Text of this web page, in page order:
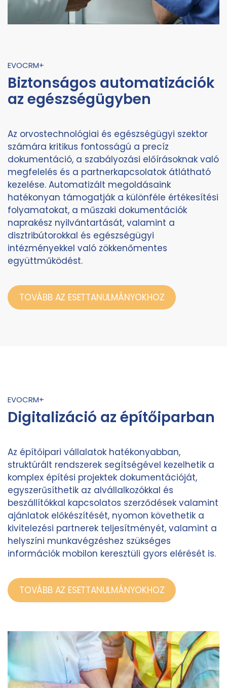
EVOCRM+
Biztonságos automatizációk
az egészségügyben
Az orvostechnológiai és egészségügyi szektor
számára kritikus fontosságú a precíz
dokumentáció, a szabályozási előírásoknak való
megfelelés és a partnerkapcsolatok átlátható
kezelése. Automatizált megoldásaink
hatékonyan támogatják a különféle értékesítési
folyamatokat, a műszaki dokumentációk
naprakész nyilvántartását, valamint a
disztribútorokkal és egészségügyi
intézményekkel való zökkenőmentes
együttműködést.
TOVÁBB AZ ESETTANULMÁNYOKHOZ
EVOCRM+
Digitalizáció az építőiparban
Az építőipari vállalatok hatékonyabban,
struktúrált rendszerek segítségével kezelhetik a
komplex építési projektek dokumentációját,
egyszerűsíthetik az alvállalkozókkal és
beszállítókkal kapcsolatos szerződések valamint
ajánlatok előkészítését, nyomon követhetik a
kivitelezési partnerek teljesítményét, valamint a
helyszíni munkavégzéshez szükséges
információk mobilon keresztüli gyors elérését is.
TOVÁBB AZ ESETTANULMÁNYOKHOZ